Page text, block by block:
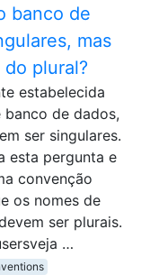
banco de
mas
do plural?
estabelecida
de dados,
ser singulares.
esta pergunta e
convenção
os nomes de
ser plurais.
…